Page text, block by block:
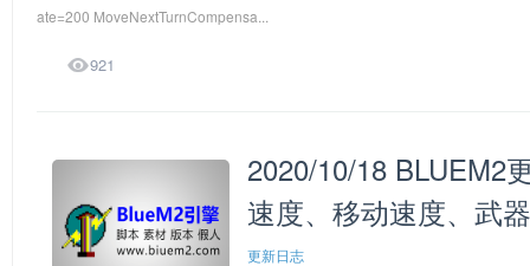
ate=200 MoveNextTurnCompensa...
921
2020/10/18 BLUEM2
速度、移动速度、武
更新日志